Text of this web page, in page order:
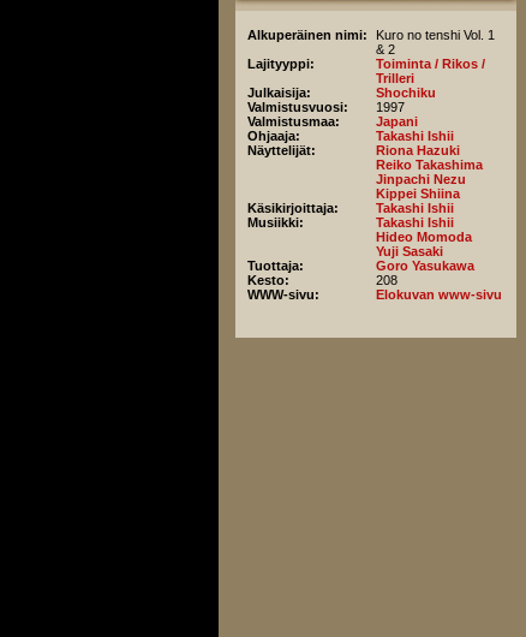
Alkuperäinen nimi:
Kuro no tenshi Vol. 1
& 2
Lajityyppi:
Toiminta / Rikos /
Trilleri
Julkaisija:
Shochiku
Valmistusvuosi:
1997
Valmistusmaa:
Japani
Ohjaaja:
Takashi Ishii
Näyttelijät:
Riona Hazuki
Reiko Takashima
Jinpachi Nezu
Kippei Shiina
Käsikirjoittaja:
Takashi Ishii
Musiikki:
Takashi Ishii
Hideo Momoda
Yuji Sasaki
Tuottaja:
Goro Yasukawa
Kesto:
208
WWW-sivu:
Elokuvan www-sivu